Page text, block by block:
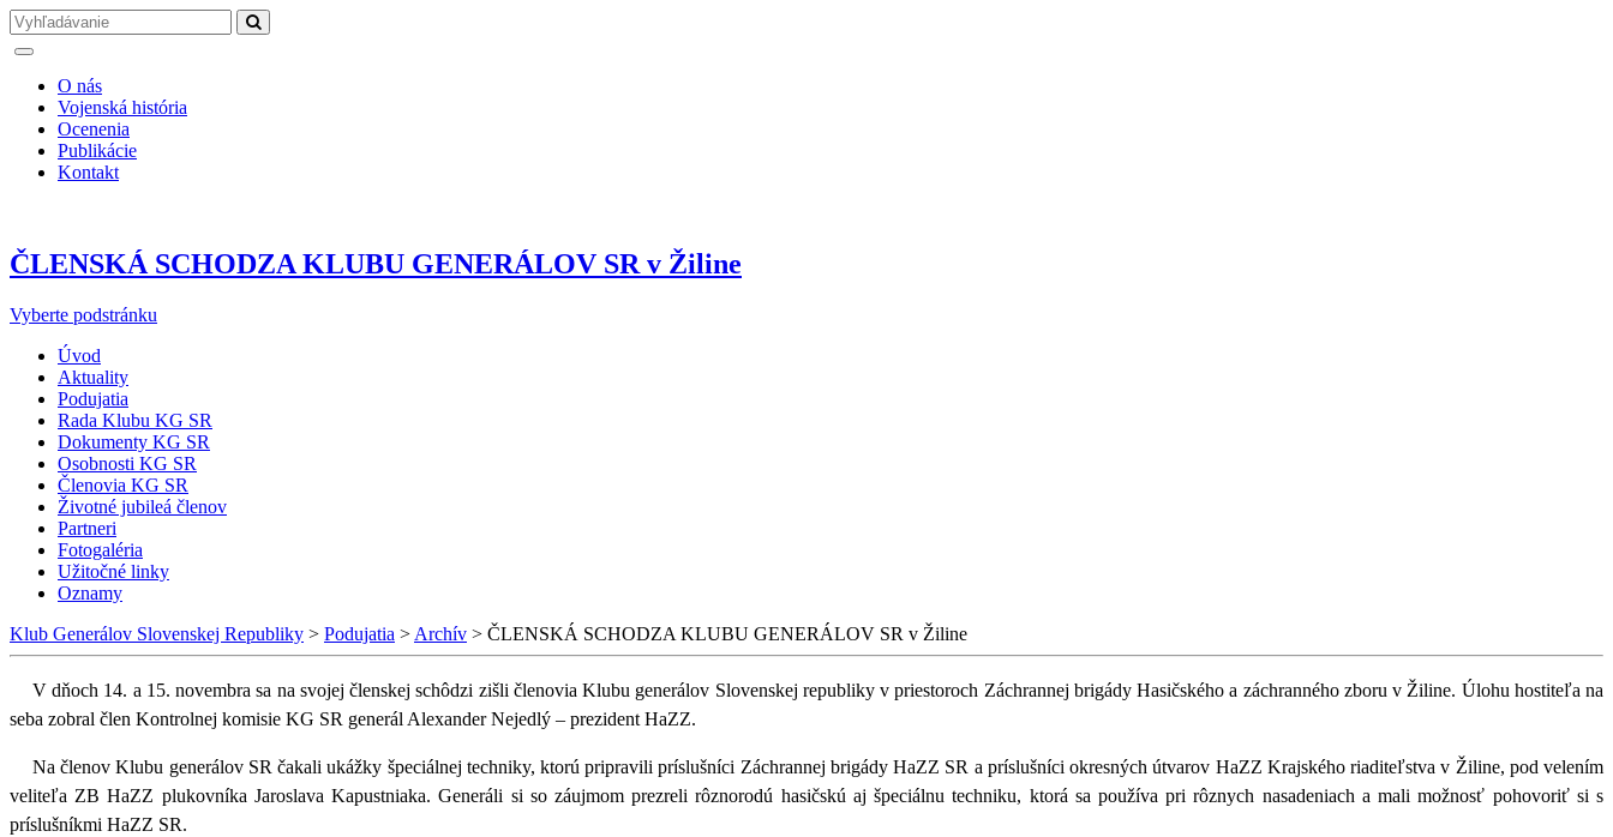
O nás
Vojenská história
Ocenenia
Publikácie
Kontakt
ČLENSKÁ SCHODZA KLUBU GENERÁLOV SR v Žiline
Vyberte podstránku
Úvod
Aktuality
Podujatia
Rada Klubu KG SR
Dokumenty KG SR
Osobnosti KG SR
Členovia KG SR
Životné jubileá členov
Partneri
Fotogaléria
Užitočné linky
Oznamy
Klub Generálov Slovenskej Republiky > Podujatia > Archív > ČLENSKÁ SCHODZA KLUBU GENERÁLOV SR v Žiline
V dňoch 14. a 15. novembra sa na svojej členskej schôdzi zišli členovia Klubu generálov Slovenskej republiky v priestoroch Záchrannej brigády Hasičského a záchranného zboru v Žiline. Úlohu hostiteľa na
seba zobral člen Kontrolnej komisie KG SR generál Alexander Nejedlý – prezident HaZZ.
Na členov Klubu generálov SR čakali ukážky špeciálnej techniky, ktorú pripravili príslušníci Záchrannej brigády HaZZ SR a príslušníci okresných útvarov HaZZ Krajského riaditeľstva v Žiline, pod velením
veliteľa ZB HaZZ plukovníka Jaroslava Kapustniaka. Generáli si so záujmom prezreli rôznorodú hasičskú aj špeciálnu techniku, ktorá sa používa pri rôznych nasadeniach a mali možnosť pohovoriť si s
príslušníkmi HaZZ SR.